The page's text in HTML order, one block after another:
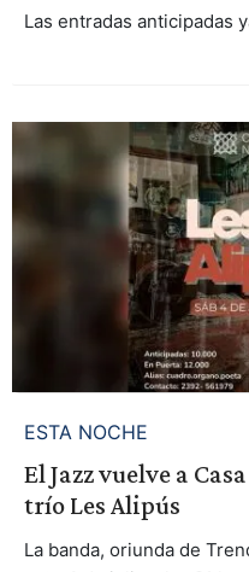
Las entradas anticipadas
ESTA NOCHE
El Jazz vuelve a
trío Les Alipús
La banda, oriunda de